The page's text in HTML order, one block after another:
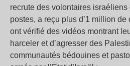
recrute des volontaires israéliens
postes, a reçu plus d’1 million
ont vérifié des vidéos montrant
harceler et d’agresser des
communautés bédouines et